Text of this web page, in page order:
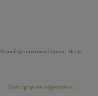
Vianočný servírovací tanier, 36 cm
Dostupné na objednávku